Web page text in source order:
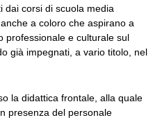
dai corsi di scuola media
a coloro che aspirano a
professionale e culturale sul
già impegnati, a vario titolo, nel
la didattica frontale, alla quale
presenza del personale